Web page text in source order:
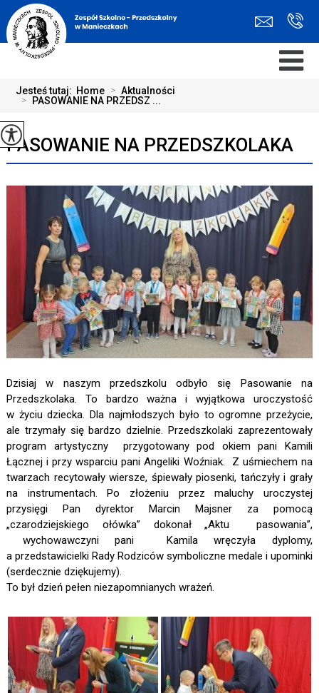
Jesteś tutaj: Home > Aktualności
> PASOWANIE NA PRZEDSZ ...
PASOWANIE NA PRZEDSZKOLAKA
Dzisiaj w naszym przedszkolu odbyło się Pasowanie na
Przedszkolaka. To bardzo ważna i wyjątkowa uroczystość
w życiu dziecka. Dla najmłodszych było to ogromne przeżycie,
ale trzymały się bardzo dzielnie. Przedszkolaki zaprezentowały
program artystyczny przygotowany pod okiem pani Kamili
Łącznej i przy wsparciu pani Angeliki Woźniak. Z uśmiechem na
twarzach recytowały wiersze, śpiewały piosenki, tańczyły i grały
na instrumentach. Po złożeniu przez maluchy uroczystej
przysięgi Pan dyrektor Marcin Majsner za pomocą
„czarodziejskiego ołówka” dokonał „Aktu pasowania”,
wychowawczyni pani Kamila wręczyła dyplomy,
a przedstawicielki Rady Rodziców symboliczne medale i upominki
(serdecznie dziękujemy).
To był dzień pełen niezapomnianych wrażeń.